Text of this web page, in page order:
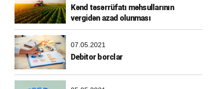
Kənd təsərrüfatı məhsullarının
vergidən azad olunması
07.05.2021
Debitor borclar